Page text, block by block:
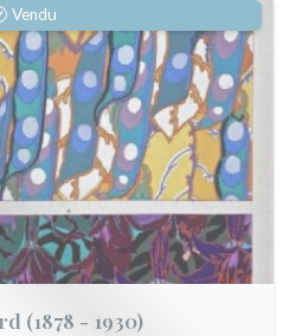
Vendu
(1878 - 1930)